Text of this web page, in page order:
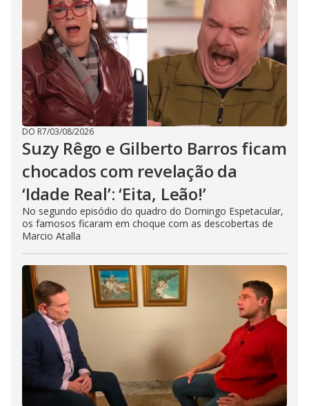
DO R7/03/08/2026
Suzy Rêgo e Gilberto Barros ficam
chocados com revelação da
‘Idade Real’: ‘Eita, Leão!’
No segundo episódio do quadro do Domingo Espetacular,
os famosos ficaram em choque com as descobertas de
Marcio Atalla